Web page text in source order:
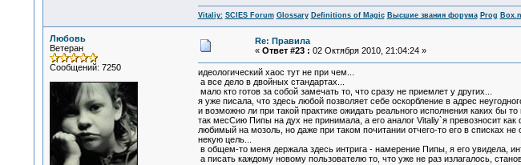
Vitaliy: SCIES Forum Glossary Definitions of Magic Высшие звания форума Prog
Любовь
Ветеран
Сообщений: 7250
Re: Правила
« Ответ #23 : 02 Октября 2010, 21:04:24 »
идеологический хаос тут не при чем...
а все дело в двойных стандартах...
мало кто готов за собой замечать то, что сразу не приемлет у других...
я уже писала, что здесь любой позволяет себе оскорбление в адрес
и возможно ли при такой практике ожидать реального исполнения каких бы
так месСию Пипы на дух не принимала, а его аналог Vitaliy`я превозносит
любимый на мозоль, но даже при таком почитании отчего-то его в списках
некую цель...
в общем-то меня держала здесь интрига - намерение Пипы, я его увидела,
а писать каждому новому пользователю то, что уже не раз излагалось,